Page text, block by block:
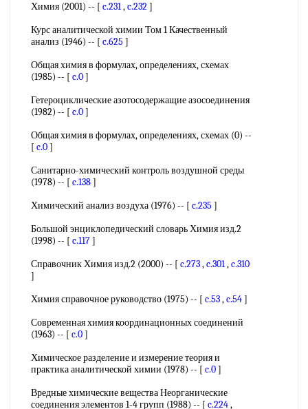
Химия (2001) -- [ c.231,c.232]
Курс аналитической химии Том 1 Качественный
анализ (1946) -- [ c.625 ]
Общая химия в формулах, определениях, схемах
(1985) -- [ c.0]
Гетероциклические азотосодержащие азосоединения
(1982) -- [ c.0]
Общая химия в формулах, определениях, схемах (0) --
[ c.0]
Санитарно-химический контроль воздушной среды
(1978) -- [ c.138]
Химический анализ воздуха (1976) -- [ c.235 ]
Большой энциклопедический словарь Химия изд.2
(1998) -- [ c.117]
Справочник Химия изд.2 (2000) -- [ c.273,c.301,c.310
]
Химия справочное руководство (1975) -- [ c.53,c.54]
Современная химия координационных соединений
(1963) -- [ c.0]
Химическое разделение и измерение теория и
практика аналитической химии (1978) -- [ c.0]
Вредные химические вещества Неорганические
соединения элементов 1-4 групп (1988) -- [ c.224,